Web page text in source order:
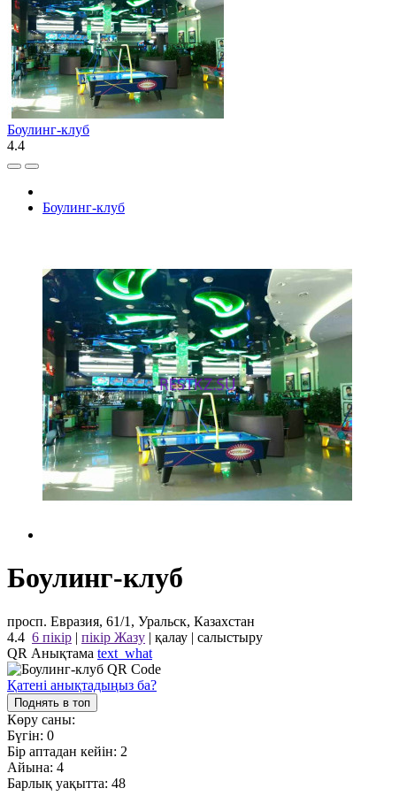
Боулинг-клуб
4.4
Боулинг-клуб
Боулинг-клуб
просп. Евразия, 61/1, Уральск, Казахстан
4.4 6 пікір | пікір Жазу | қалау | салыстыру
QR Анықтама text_what
Қатені анықтадыңыз ба?
Поднять в топ
Көру саны:
Бүгін: 0
Бір аптадан кейін: 2
Айына: 4
Барлық уақытта: 48